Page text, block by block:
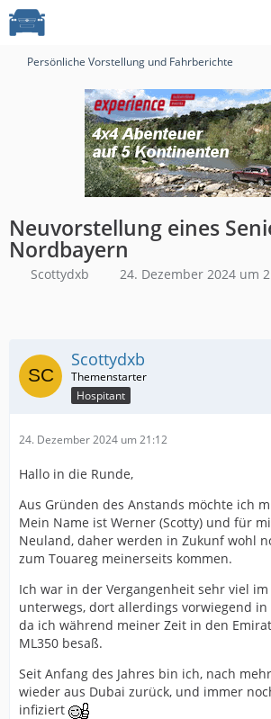
Persönliche Vorstellung und Fahrberichte
Neuvorstellung eines
Nordbayern
Scottydxb 24. Dezember 2024 um
Scottydxb
Hospitant
24. Dezember 2024 um 21:12
Hallo in die Runde,
Aus Gründen des Anstands möchte ich
Mein Name ist Werner (Scotty) und für
Neuland, daher werden in Zukunf wohl
zum Touareg meinerseits kommen.
Ich war in der Vergangenheit sehr viel
unterwegs, dort allerdings vorwiegend in
da ich während meiner Zeit in den
ML350 besaß.
Seit Anfang des Jahres bin ich, nach
wieder aus Dubai zurück, und immer
infiziert